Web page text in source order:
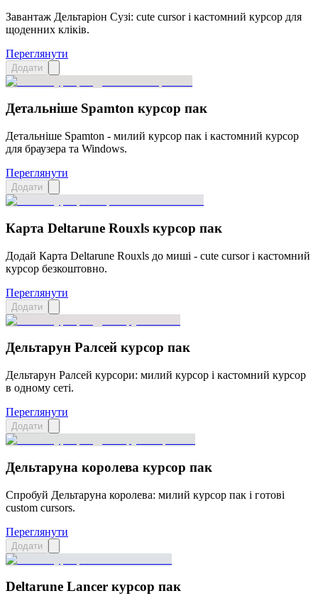
Завантаж Дельтаріон Сузі: cute cursor і кастомний курсор для
щоденних кліків.
Переглянути
Додати
Детальніше Spamton курсор пак
Детальніше Spamton - милий курсор пак і кастомний курсор
для браузера та Windows.
Переглянути
Додати
Карта Deltarune Rouxls курсор пак
Додай Карта Deltarune Rouxls до миші - cute cursor і кастомний
курсор безкоштовно.
Переглянути
Додати
Дельтарун Ралсей курсор пак
Дельтарун Ралсей курсори: милий курсор і кастомний курсор
в одному сеті.
Переглянути
Додати
Дельтаруна королева курсор пак
Спробуй Дельтаруна королева: милий курсор пак і готові
custom cursors.
Переглянути
Додати
Deltarune Lancer курсор пак